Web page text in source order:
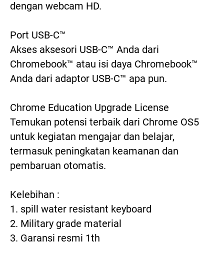
dengan webcam HD.
Port USB-C™
Akses aksesori USB-C™ Anda dari
Chromebook™ atau isi daya Chromebook™
Anda dari adaptor USB-C™ apa pun.
Chrome Education Upgrade License
Temukan potensi terbaik dari Chrome OS5
untuk kegiatan mengajar dan belajar,
termasuk peningkatan keamanan dan
pembaruan otomatis.
Kelebihan :
1. spill water resistant keyboard
2. Military grade material
3. Garansi resmi 1th